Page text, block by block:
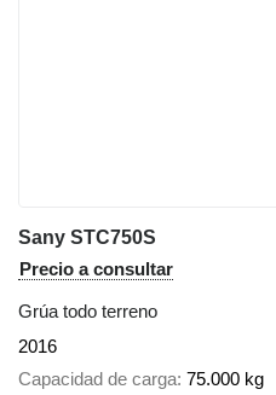
Sany STC750S
Precio a consultar
Grúa todo terreno
2016
Capacidad de carga 75.000 kg